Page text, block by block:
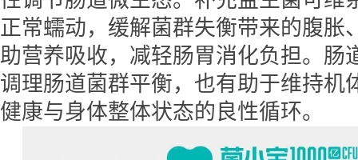
正常蠕动，缓解菌群失衡带来的腹胀
助营养吸收，减轻肠胃消化负担。肠
调理肠道菌群平衡，也有助于维持机
健康与身体整体状态的良性循环。